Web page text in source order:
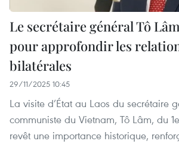
Le secrétaire général Tô
pour approfondir les
bilatérales
29/11/2025 10:45
La visite d’État au Laos du secrétaire
communiste du Vietnam, Tô Lâm, du
revêt une importance historique,